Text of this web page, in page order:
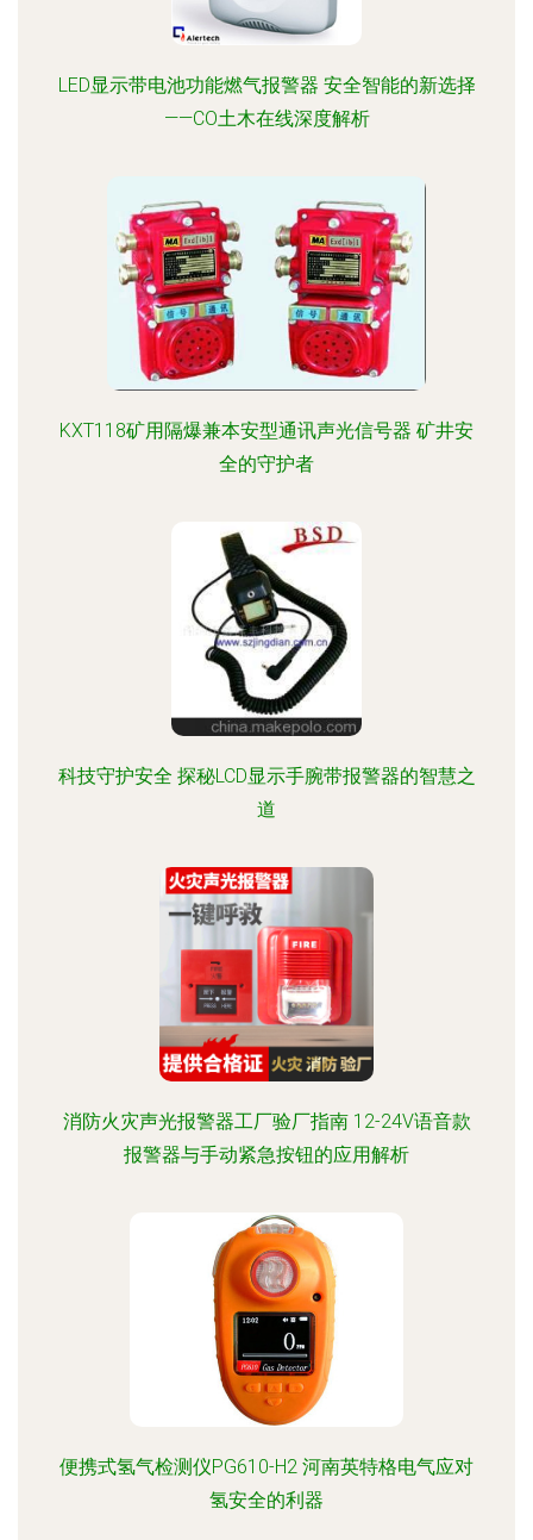
LED显示带电池功能燃气报警器 安全智能的新选择
——CO土木在线深度解析
KXT118矿用隔爆兼本安型通讯声光信号器 矿井安
全的守护者
科技守护安全 探秘LCD显示手腕带报警器的智慧之
道
消防火灾声光报警器工厂验厂指南 12-24V语音款
报警器与手动紧急按钮的应用解析
便携式氢气检测仪PG610-H2 河南英特格电气应对
氢安全的利器